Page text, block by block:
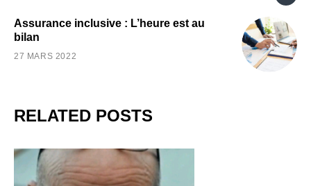
Assurance inclusive : L’heure est au
bilan
27 MARS 2022
RELATED POSTS